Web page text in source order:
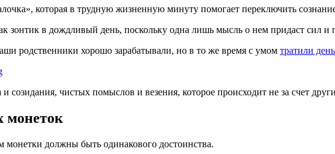
которая в трудную жизненную минуту помогает переключить
зонтик в дождливый день, поскольку одна лишь мысль о нем придаст сил
родственники хорошо зарабатывали, но в то же время с умом тратили
созидания, чистых помыслов и везения, которое происходит не за счет
монеток
монетки должны быть одинакового достоинства.